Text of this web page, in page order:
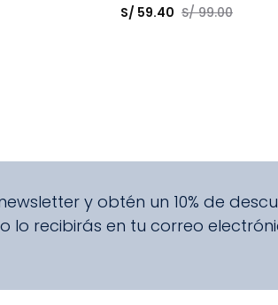
S/ 59.40 S/ 99.00
y obtén un 10% de
lo recibirás en tu correo